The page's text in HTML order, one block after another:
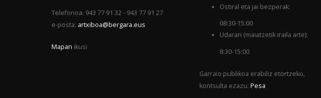
Telefonoa: 943 77 91 32 - 943 77 91 27
e-posta: artxiboa@bergara.eus
Mapan ikusi
Ostiral eta jai bezperak:
08:30-15:00
Udaran (maiatzetik iraila arte):
8:30-15:00
Garraio publikoa erabiliz etortzeko,
kontsulta ezazu: Pesa